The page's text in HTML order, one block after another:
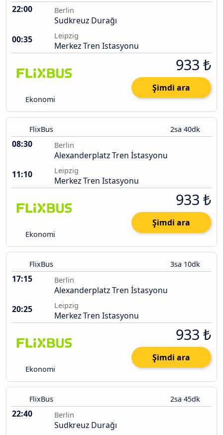
22:00 Berlin
Sudkreuz Durağı
00:35
Leipzig
Merkez Tren Istasyonu
Ekonomi
933 ₺
Şimdi ara
FlixBus 2sa 40dk
08:30 Berlin
Alexanderplatz Tren İstasyonu
11:10
Leipzig
Merkez Tren Istasyonu
Ekonomi
933 ₺
Şimdi ara
FlixBus 3sa 10dk
17:15 Berlin
Alexanderplatz Tren İstasyonu
20:25
Leipzig
Merkez Tren Istasyonu
Ekonomi
933 ₺
Şimdi ara
FlixBus 2sa 45dk
22:40 Berlin
Sudkreuz Durağı